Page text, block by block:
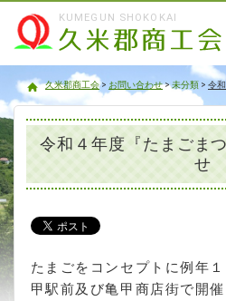
KUMEGUN SHOKOKAI
久米郡商工会
久米郡商工会> お問い合わせ>未分類 > 令
令和４年度『たまごま
せ
たまごをコンセプトに例年
甲駅前及び亀甲商店街で開